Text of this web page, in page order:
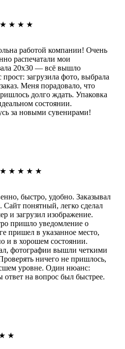
★ ★ ★ ★
работой компании! Очень
распечатали мои
20х30 — всё вышло
загрузила фото, выбрала
Меня порадовало, что
долго ждать. Упаковка
состоянии.
за новыми сувенирами!
★ ★ ★ ★ ★
быстро, удобно. Заказывал
Сайт понятный, легко сделал
и загрузил изображение.
пришло уведомление о
пришел в указанное место,
и в хорошем состоянии.
фотографии вышли четкими
ничего не пришлось,
уровне. Один нюанс:
ответ на вопрос был быстрее.
★